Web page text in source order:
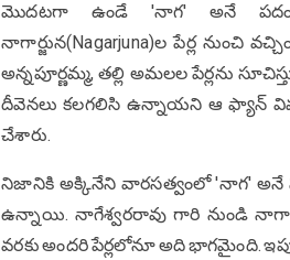
మొదటగా ఉండే 'నాగ' అనే పదం
నాగార్జున(Nagarjuna)ల పేర్ల నుంచి
అన్నపూర్ణమ్మ, తల్లి అమలల పేర్లను
దీవెనలు కలగలిసి ఉన్నాయని ఆ ఫ్యాన్
చేశారు.
నిజానికి అక్కినేని వారసత్వంలో 'నాగ' అనే
ఉన్నాయి. నాగేశ్వరరావు గారి నుండి
వరకు అందరి పేర్లలోనూ అది భాగమైంది.